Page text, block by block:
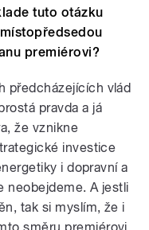
tuto otázku
premiérovi?
předcházejících vlád
pravda a já
že vznikne
investice
i dopravní a
neobejdeme. A jestli
tak si myslím, že i